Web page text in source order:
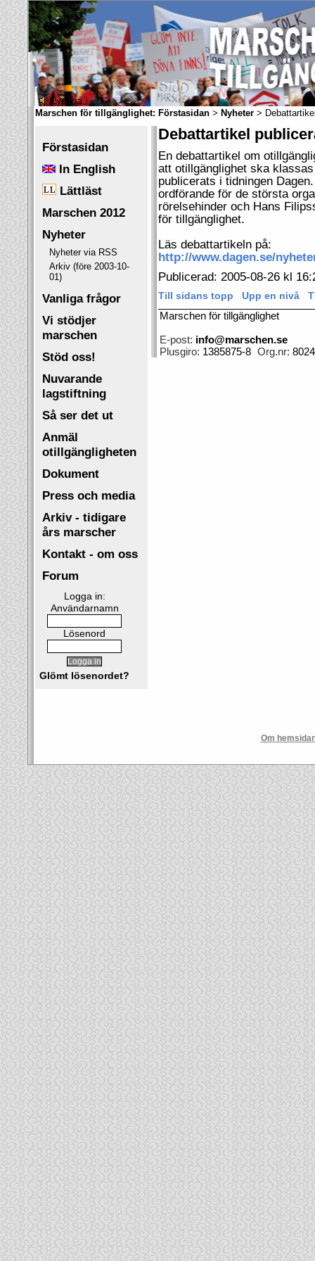
Marschen för tillgänglighet: Förstasidan > Nyheter >
Förstasidan
In English
Lättläst
Marschen 2012
Nyheter
Nyheter via RSS
Arkiv (före 2003-10-
01)
Vanliga frågor
Vi stödjer
marschen
Stöd oss!
Nuvarande
lagstiftning
Så ser det ut
Anmäl
otillgängligheten
Dokument
Press och media
Arkiv - tidigare
års marscher
Kontakt - om oss
Forum
Logga in:
Användarnamn
Lösenord
Glömt lösenordet?
Debattartikel
En debattartikel om
att otillgänglighet ska
publicerats i tidningen
ordförande för de största
rörelsehinder och Hans
för tillgänglighet.
Läs debattartikeln på:
http://www.dagen.se/
Publicerad: 2005-08-26 kl
Till sidans topp Upp en nivå
Marschen för tillgänglighet
E-post: info@marschen.se
Plusgiro: 1385875-8 Org.nr:
Om